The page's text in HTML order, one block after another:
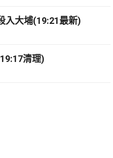
入大埔(19:21最新)
清理)